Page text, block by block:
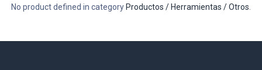
No product defined in category Productos / Herramientas / Otros